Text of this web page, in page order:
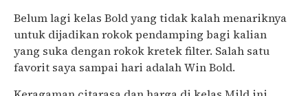
Belum lagi kelas Bold yang tidak kalah menariknya
untuk dijadikan rokok pendamping bagi kalian
yang suka dengan rokok kretek filter. Salah satu
favorit saya sampai hari adalah Win Bold.